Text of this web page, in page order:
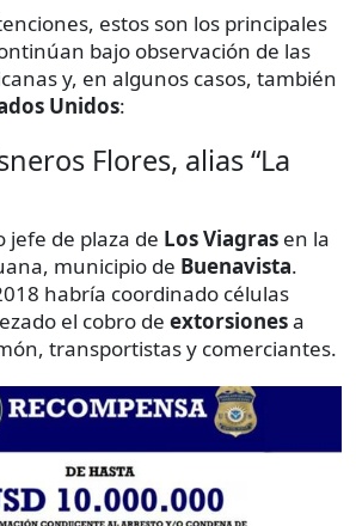
estos son los principales
bajo observación de las
y, en algunos casos, también
Unidos:
Flores, alias “La
de plaza de Los Viagras en la
municipio de Buenavista.
habría coordinado células
el cobro de extorsionesa
transportistas y comerciantes.